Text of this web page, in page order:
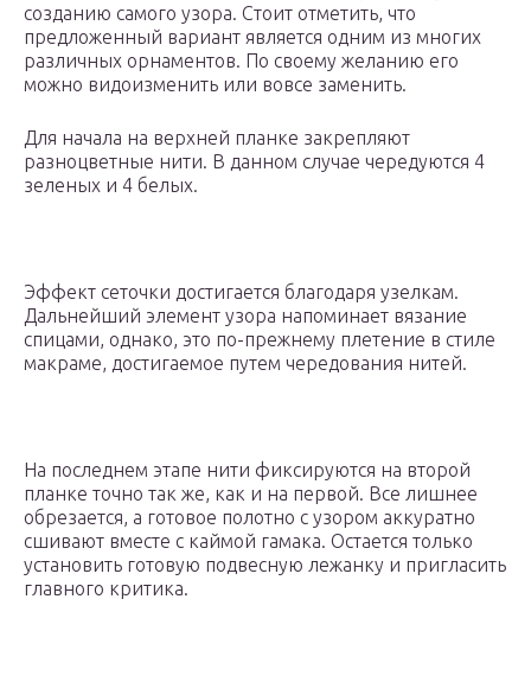
созданию самого узора. Стоит отметить, что
предложенный вариант является одним из многих
различных орнаментов. По своему желанию его
можно видоизменить или вовсе заменить.
Для начала на верхней планке закрепляют
разноцветные нити. В данном случае чередуются 4
зеленых и 4 белых.
Эффект сеточки достигается благодаря узелкам.
Дальнейший элемент узора напоминает вязание
спицами, однако, это по-прежнему плетение в стиле
макраме, достигаемое путем чередования нитей.
На последнем этапе нити фиксируются на второй
планке точно так же, как и на первой. Все лишнее
обрезается, а готовое полотно с узором аккуратно
сшивают вместе с каймой гамака. Остается только
установить готовую подвесную лежанку и пригласить
главного критика.